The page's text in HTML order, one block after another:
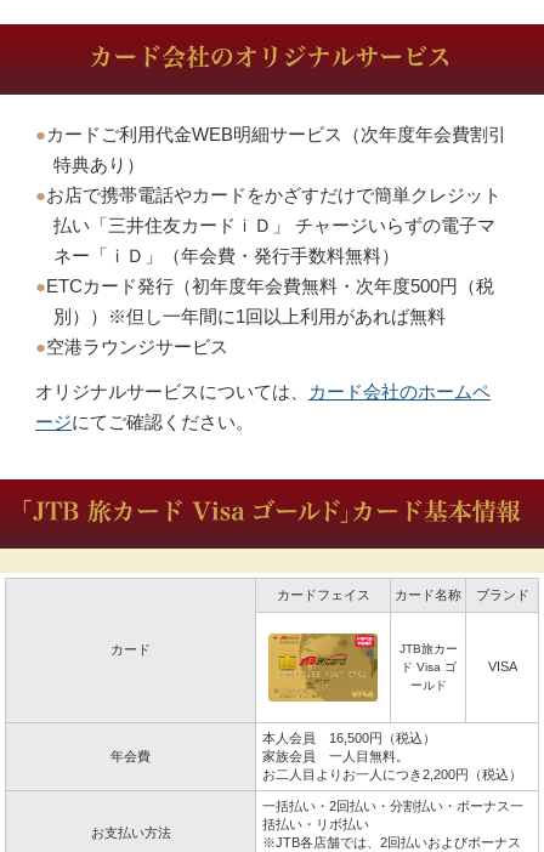
●カードご利用代金WEB明細サービス（次年度年会費割引
特典あり）
●お店で携帯電話やカードをかざすだけで簡単クレジット
払い「三井住友カードｉＤ」 チャージいらずの電子マ
ネー「ｉＤ」（年会費・発行手数料無料）
●ETCカード発行（初年度年会費無料・次年度500円（税
別））※但し一年間に1回以上利用があれば無料
●空港ラウンジサービス
オリジナルサービスについては、
カード会社のホームペ
ージにてご確認ください。
カード
カードフェイス カード名称 ブランド
JTB旅カー
ド Visa ゴ
ールド
VISA
年会費
本人会員 16,500円（税込）
家族会員 一人目無料。
お二人目よりお一人につき2,200円（税込）
お支払い方法
一括払い・2回払い・分割払い・ボーナス一
括払い・リボ払い
※JTB各店舗では、2回払いおよびボーナス